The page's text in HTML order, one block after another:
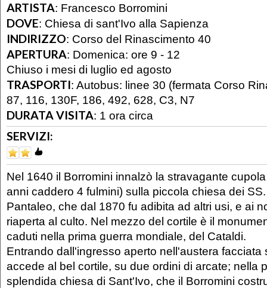
ARTISTA: Francesco Borromini
DOVE: Chiesa di sant'Ivo alla Sapienza
INDIRIZZO: Corso del Rinascimento 40
APERTURA: Domenica: ore 9 - 12
Chiuso i mesi di luglio ed agosto
TRASPORTI: Autobus: linee 30 (fermata Corso
87, 116, 130F, 186, 492, 628, C3, N7
DURATA VISITA: 1 ora circa
SERVIZI:
Nel 1640 il Borromini innalzò la stravagante
anni caddero 4 fulmini) sulla piccola chiesa dei
Pantaleo, che dal 1870 fu adibita ad altri usi, e ai
riaperta al culto. Nel mezzo del cortile è il
caduti nella prima guerra mondiale, del Cataldi.
Entrando dall'ingresso aperto nell'austera facciata
accede al bel cortile, su due ordini di arcate; nella
splendida chiesa di Sant'Ivo, che il Borromini